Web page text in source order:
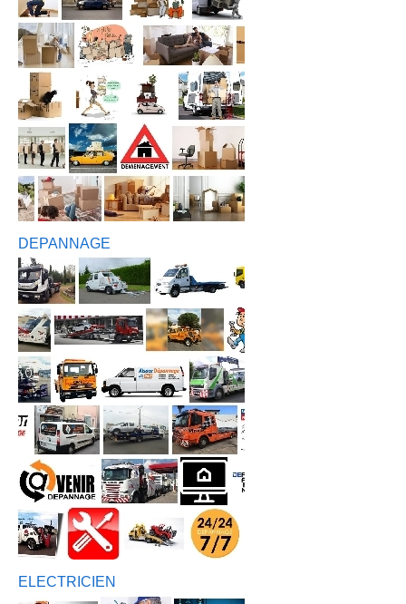
DEPANNAGE
ELECTRICIEN